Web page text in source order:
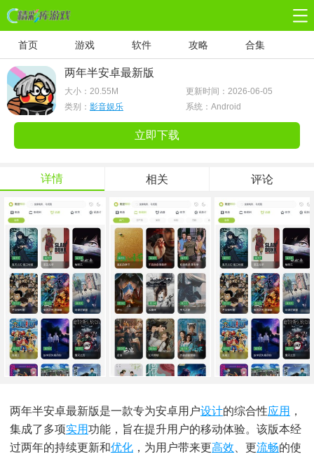
首页 游戏 软件 攻略 合集
两年半安卓最新版
大小： 20.55M
更新时间：2026-06-05
类别： 影音娱乐 系统：Android
立即下载
详情 相关 评论
两年半安卓最新版是一款专为安卓用户设计的综合性应用 ，
集成了多项实用功能，旨在提升用户的移动体验。该版本经
过两年的持续更新和优化 ，为用户带来更高效 、更流畅的使